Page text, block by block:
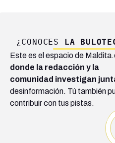
¿CONOCES LA
Este es el espacio de
donde la redacción y la
comunidad investigan
desinformación. Tú también
contribuir con tus pistas.